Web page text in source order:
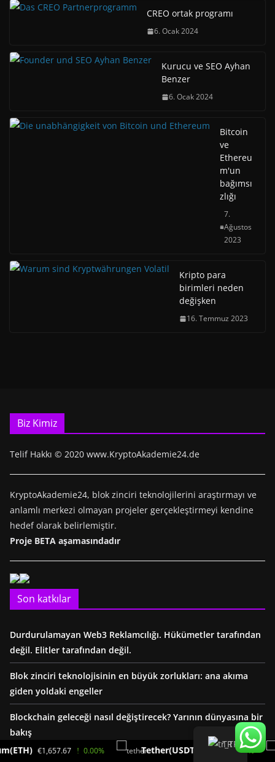
CREO ortak programı
6. Ocak 2024
Kurucu ve SEO Ayhan
Benzer
6. Ocak 2024
Bitcoin
ve
Ethereu
m'un
bağımsı
zlığı
7.
Ağustos
2023
Kripto para
birimleri neden
değişken
16. Temmuz 2023
Biz Kimiz
Telif Hakkı © 2020 www.KryptoAkademie24.de
KryptoAkademie24, blok zinciri teknolojilerini araştırmayı ve
anlamlı merkezi olmayan projeler gerçekleştirmeyi kendine
hedef olarak belirlemiştir.
Proje BETA aşamasındadır
Son katkılar
Durdurulamayan Web3 Reklamcılığı. Hükümetler tarafından
değil. Elitler tarafından değil.
Blok zinciri teknolojisinin en büyük zorlukları: ana akıma
giden yoldaki engeller
Blockchain geleceği nasıl değiştirecek? Yarının dünyasına bir
bakış
Bir blok zincirini kim kontrol eder? Ademi merkeziyetçilik ve
€1,657.67 0.00% Tether(USDT) €0.86 0.00%
TR